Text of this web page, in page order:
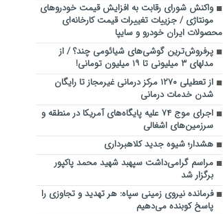
واکنش شورای رقابت به افزایش قیمت خودروهای
مونتاژی / جزییات تغییرات قیمت کارخانه‌ای
محصولات ایران خودرو و سایپا
پرفروش‌ترین گوشی‌های شیائومی چند؟ / از
مدل‎های ۳ میلیونی تا ۱۹ میلیون تومانی!
از تعطیلی ۱۲۷۰ مرکز درمانی غیرمجاز تا رایگان
شدن خدمات درمانی
اجرای موج ۷۴ علیه پایگاه‌های آمریکا در منطقه و
سرزمین‌های اشغالی
هشدار؛ شیوه جدید کلاهبرداری
مراسم گرامی‌داشت سپهبد شهید محمد پاکپور
برگزار شد
فرمانده نیروی زمینی سپاه: ‌هر تهدید و تجاوزی را
پاسخ کوبنده‌‌ می‌دهیم